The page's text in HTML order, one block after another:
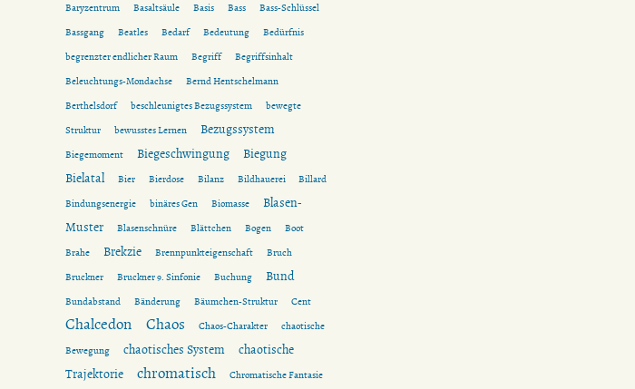
Baryzentrum Basaltsäule Basis Bass
Bass-Schlüssel
Bassgang
Beatles Bedarf Bedeutung
Bedürfnis
begrenzter endlicher Raum
Begriff
Begriffsinhalt
Beleuchtungs-Mondachse
Bernd Hentschelmann
Berthelsdorf
beschleunigtes Bezugssystem
bewegte
Struktur
bewusstes Lernen Bezugssystem
Biegemoment Biegeschwingung
Biegung
Bielatal
Bier Bierdose Bilanz Bildhauerei
Billard
Bindungsenergie
binäres Gen Biomasse
Blasen-
Muster
Blasenschnüre Blättchen Bogen
Boot
Brahe
Brekzie Brennpunkteigenschaft
Bruch
Bruckner
Bruckner 9. Sinfonie Buchung Bund
Bundabstand Bänderung Bäumchen-Struktur Cent
Chalcedon Chaos Chaos-Charakter
chaotische
Bewegung
chaotisches System
chaotische
Trajektorie
chromatisch Chromatische Fantasie